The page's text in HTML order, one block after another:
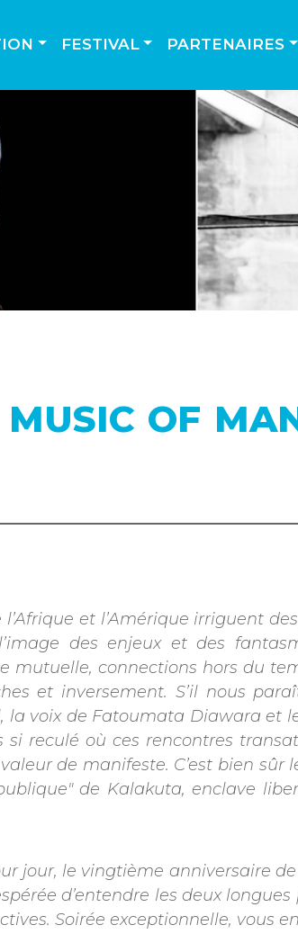
FESTIVAL PARTENAIRES
OF
et l’Amérique irriguent
des enjeux et des
mutuelle, connections hors du
et inversement. S’il nous
voix de Fatoumata Diawara et
reculé où ces rencontres
de manifeste. C’est bien sûr
de Kalakuta, enclave
jour, le vingtième anniversaire
d’entendre les deux
Soirée exceptionnelle, vous